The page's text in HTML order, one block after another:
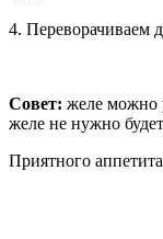
4. Переворачиваем
Совет: желе можно
желе не нужно будет
Приятного